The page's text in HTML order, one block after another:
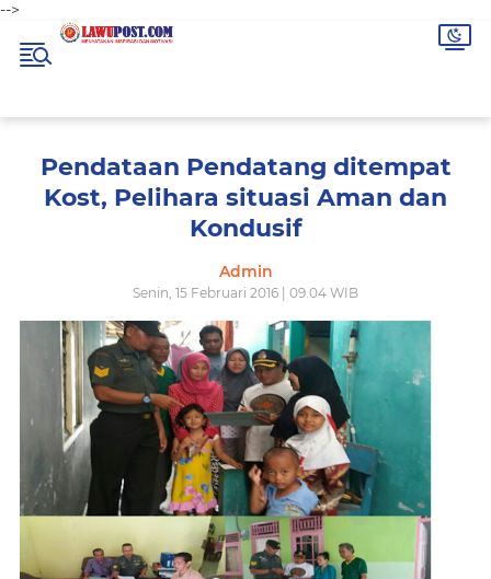
-->
Pendataan Pendatang ditempat
Kost, Pelihara situasi Aman dan
Kondusif
Admin
Senin, 15 Februari 2016 | 09.04 WIB